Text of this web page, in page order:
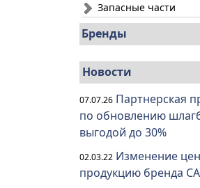
Запасные части
Бренды
Новости
07.07.26 Партнерская
по обновлению
выгодой до 30%
02.03.22 Изменение
продукцию бренда